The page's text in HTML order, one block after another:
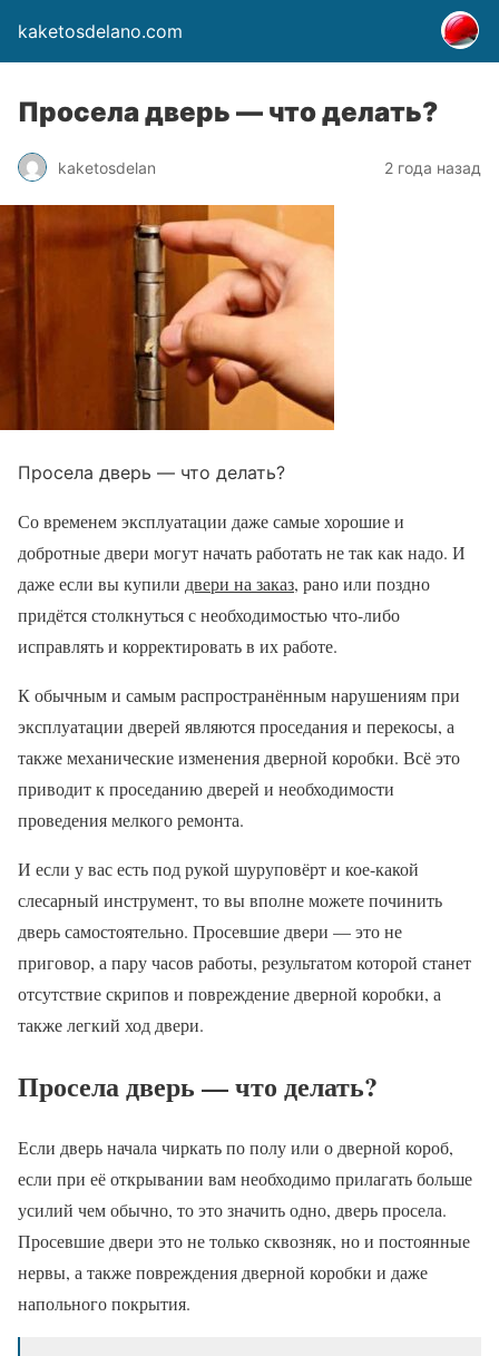
kaketosdelano.com
Просела дверь — что делать?
kaketosdelan 2 года назад
Просела дверь — что делать?
Со временем эксплуатации даже самые хорошие и
добротные двери могут начать работать не так как надо. И
даже если вы купили двери на заказ, рано или поздно
придётся столкнуться с необходимостью что-либо
исправлять и корректировать в их работе.
К обычным и самым распространённым нарушениям при
эксплуатации дверей являются проседания и перекосы, а
также механические изменения дверной коробки. Всё это
приводит к проседанию дверей и необходимости
проведения мелкого ремонта.
И если у вас есть под рукой шуруповёрт и кое-какой
слесарный инструмент, то вы вполне можете починить
дверь самостоятельно. Просевшие двери — это не
приговор, а пару часов работы, результатом которой станет
отсутствие скрипов и повреждение дверной коробки, а
также легкий ход двери.
Просела дверь — что делать?
Если дверь начала чиркать по полу или о дверной короб,
если при её открывании вам необходимо прилагать больше
усилий чем обычно, то это значить одно, дверь просела.
Просевшие двери это не только сквозняк, но и постоянные
нервы, а также повреждения дверной коробки и даже
напольного покрытия.